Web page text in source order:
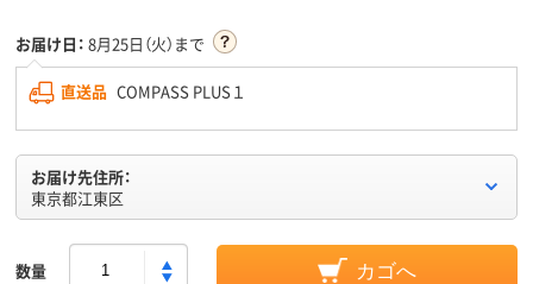
お届け日： 8月25日（火）まで
直送品 COMPASS PLUS１
お届け先住所：
東京都江東区
数量 カゴへ